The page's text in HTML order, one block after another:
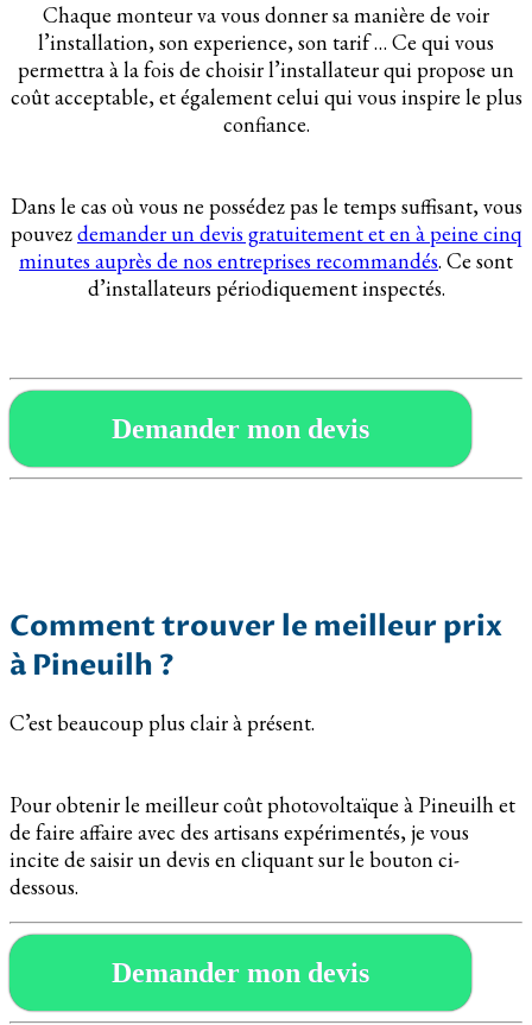
Chaque monteur va vous donner sa manière de voir
l’installation, son experience, son tarif … Ce qui vous
permettra à la fois de choisir l’installateur qui propose un
coût acceptable, et également celui qui vous inspire le plus
confiance.
Dans le cas où vous ne possédez pas le temps suffisant, vous
pouvezdemander un devis gratuitement et en à peine cinq
minutes auprès de nos entreprises recommandés. Ce sont
d’installateurs périodiquement inspectés.
Demander mon devis
Comment trouver le meilleur prix
à Pineuilh ?
C’est beaucoup plus clair à présent.
Pour obtenir le meilleur coût photovoltaïque à Pineuilh et
de faire affaire avec des artisans expérimentés, je vous
incite de saisir un devis en cliquant sur le bouton ci-
dessous.
Demander mon devis